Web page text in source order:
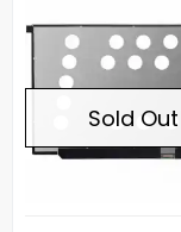
Sold Out